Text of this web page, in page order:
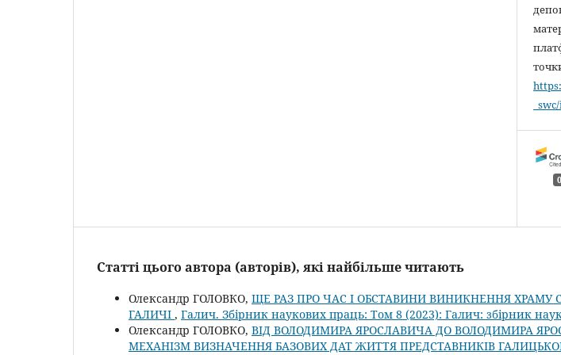
0
Статті цього автора (авторів), які найбільше читають
Олександр ГОЛОВКО, ЩЕ РАЗ ПРО ЧАС І ОБСТАВИНИ ВИНИКНЕННЯ ХРАМУ
ГАЛИЧІ , Галич. Збірник наукових праць: Том 8 (2023): Галич: збірник
Олександр ГОЛОВКО, ВІД ВОЛОДИМИРА ЯРОСЛАВИЧА ДО ВОЛОДИМИРА
МЕХАНІЗМ ВИЗНАЧЕННЯ БАЗОВИХ ДАТ ЖИТТЯ ПРЕДСТАВНИКІВ